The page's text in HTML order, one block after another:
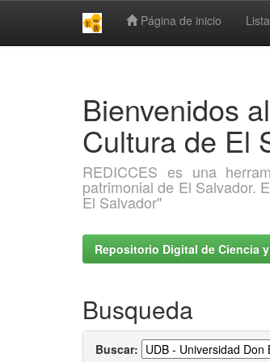
Página de inicio
Bienvenidos
Cultura de El
REDICCES es una
patrimonial de El Salvador.
El Salvador"
Repositorio Digital de Ciencia
Busqueda
Buscar: